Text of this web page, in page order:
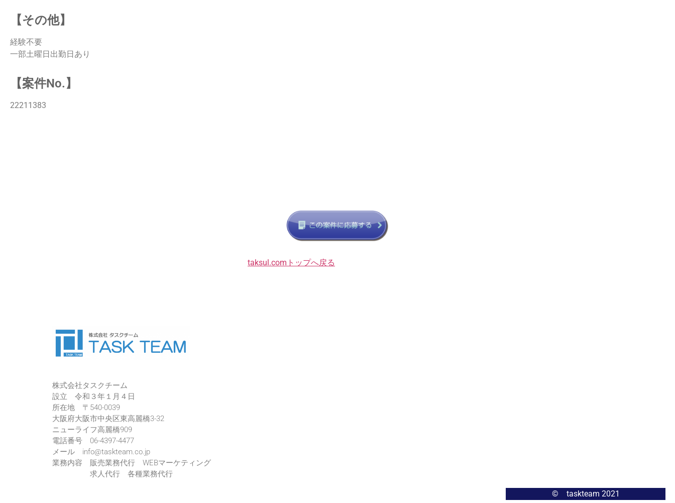
【その他】
経験不要
一部土曜日出勤日あり
【案件No.】
22211383
taksul.comトップへ戻る
株式会社タスクチーム
設立 令和３年１月４日
所在地 〒540-0039
大阪府大阪市中央区東高麗橋3-32
ニューライフ高麗橋909
電話番号 06-4397-4477
メール info@taskteam.co.jp
業務内容 販売業務代行 WEBマーケティング
求人代行 各種業務代行
© taskteam 2021